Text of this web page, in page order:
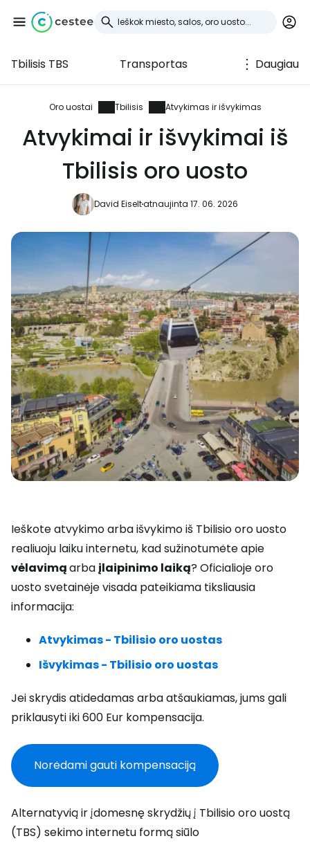
Tbilisis TBS Transportas Daugiau
Oro uostai Tbilisis Atvykimas ir išvykimas
Atvykimai ir išvykimai iš
Tbilisis oro uosto
David Eiseltatnaujinta 17. 06. 2026
Ieškote atvykimo arba išvykimo iš Tbilisio oro uosto
realiuoju laiku internetu, kad sužinotumėte apie
vėlavimąarbaįlaipinimo laiką? Oficialioje oro
uosto svetainėje visada pateikiama tiksliausia
informacija:
Atvykimas - Tbilisio oro uostas
Išvykimas - Tbilisio oro uostas
Jei skrydis atidedamas arba atšaukiamas, jums gali
priklausyti iki 600 Eur kompensacija.
Norėdami gauti kompensaciją
Alternatyvią ir įdomesnę skrydžių į Tbilisio oro uostą
(TBS) sekimo internetu formą siūlo
Prisijunkite prie
Cestee
... pasaulinė kelionių bendruomenė
Tęsti su Facebook
Tęsti el. paštu